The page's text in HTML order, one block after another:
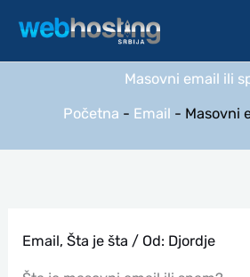
sadržaj
Masovni email ili
Početna - Email - Masovni
Email,Šta je šta / Od: Djordje